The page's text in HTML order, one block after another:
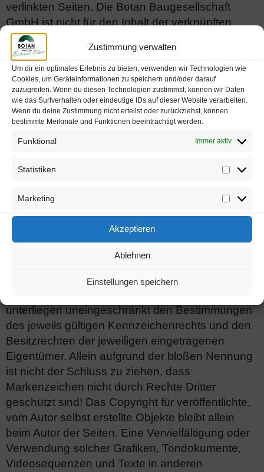
Zustimmung verwalten
Um dir ein optimales Erlebnis zu bieten, verwenden wir Technologien wie
Cookies, um Geräteinformationen zu speichern und/oder darauf
zuzugreifen. Wenn du diesen Technologien zustimmst, können wir Daten
wie das Surfverhalten oder eindeutige IDs auf dieser Website verarbeiten.
Wenn du deine Zustimmung nicht erteilst oder zurückziehst, können
bestimmte Merkmale und Funktionen beeinträchtigt werden.
Funktional Immer aktiv
Statistiken
Marketing
Akzeptieren
Ablehnen
Einstellungen speichern
verlinkten Seiten. Die Botan Baugesellschaft
GmbH ist nicht für den Inhalt der verknüpften
Seiten verantwortlich und macht sich den Inhalt
nicht zu eigen. Für illegale, fehlerhafte oder
unvollständige Inhalte sowie für Schäden, die
durch die Nutzung oder Nichtnutzung der
Informationen entstehen, haftet allein der Anbieter
der Web-Site, auf die verwiesen wurde.
Urheber- und Kennzeichenrecht
Urheberrechte der verwendeten Grafiken,
beachten, von ihm selbst erstellte Grafiken,
Tondokumente, Videosequenzen und Texte zu
nutzen oder auf lizenzfreie Grafiken,
Internetangebotes genannten und ggf. durch
unterliegen uneingeschränkt den Bestimmungen
des jeweils gültigen Kennzeichenrechts und den
Besitzrechten der jeweiligen eingetragenen
Eigentümer. Allein aufgrund der bloßen Nennung
ist nicht der Schluss zu ziehen, dass
Markenzeichen nicht durch Rechte Dritter
geschützt sind! Das Copyright für veröffentlichte,
vom Autor selbst erstellte Objekte bleibt allein
beim Autor der Seiten. Eine Vervielfältigung oder
Verwendung solcher Grafiken, Tondokumente,
Videosequenzen und Texte in anderen